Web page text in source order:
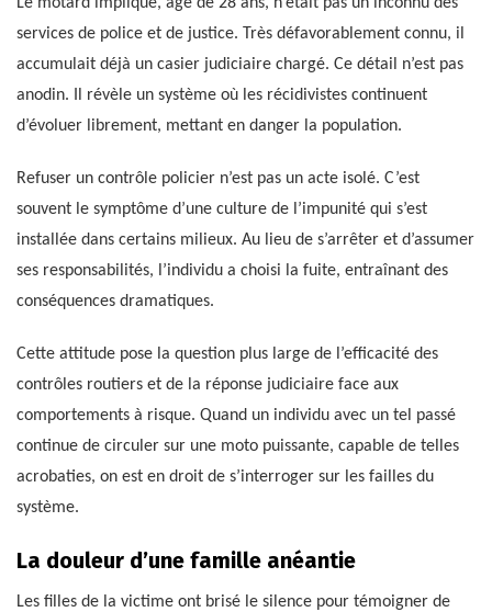
services de police et de justice. Très défavorablement connu, il
accumulait déjà un casier judiciaire chargé. Ce détail n’est pas
anodin. Il révèle un système où les récidivistes continuent
d’évoluer librement, mettant en danger la population.
Refuser un contrôle policier n’est pas un acte isolé. C’est
souvent le symptôme d’une culture de l’impunité qui s’est
installée dans certains milieux. Au lieu de s’arrêter et d’assumer
ses responsabilités, l’individu a choisi la fuite, entraînant des
conséquences dramatiques.
Cette attitude pose la question plus large de l’efficacité des
contrôles routiers et de la réponse judiciaire face aux
comportements à risque. Quand un individu avec un tel passé
continue de circuler sur une moto puissante, capable de telles
acrobaties, on est en droit de s’interroger sur les failles du
système.
La douleur d’une famille anéantie
Les filles de la victime ont brisé le silence pour témoigner de